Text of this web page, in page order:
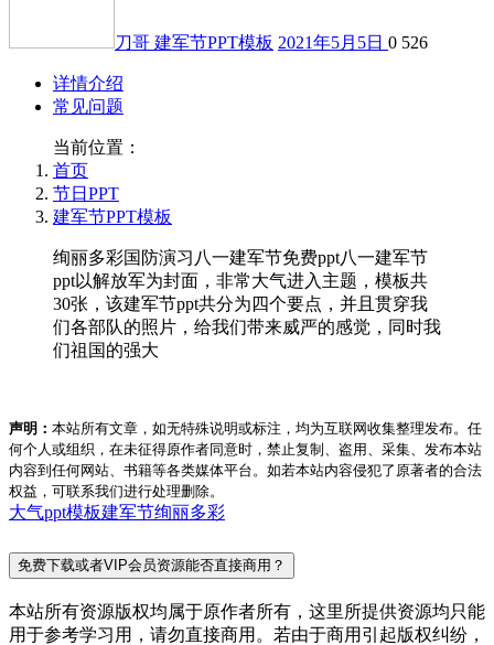
刀哥 建军节PPT模板 2021年5月5日 0 526
详情介绍
常见问题
当前位置：
首页
节日PPT
建军节PPT模板
绚丽多彩国防演习八一建军节免费ppt八一建军节
ppt以解放军为封面，非常大气进入主题，模板共
30张，该建军节ppt共分为四个要点，并且贯穿我
们各部队的照片，给我们带来威严的感觉，同时我
们祖国的强大
声明： 本站所有文章，如无特殊说明或标注，均为互联网收集整理发布。任
何个人或组织，在未征得原作者同意时，禁止复制、盗用、采集、发布本站
内容到任何网站、书籍等各类媒体平台。如若本站内容侵犯了原著者的合法
权益，可联系我们进行处理删除。
大气ppt模板建军节绚丽多彩
免费下载或者VIP会员资源能否直接商用？
本站所有资源版权均属于原作者所有，这里所提供资源均只能
用于参考学习用，请勿直接商用。若由于商用引起版权纠纷，